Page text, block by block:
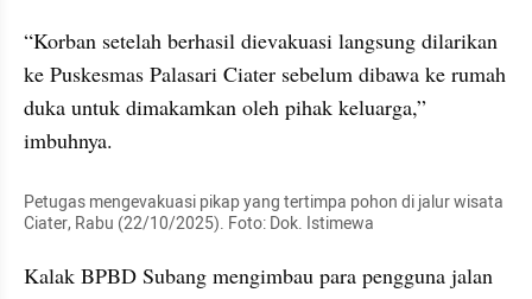
“Korban setelah berhasil dievakuasi langsung dilarikan
ke Puskesmas Palasari Ciater sebelum dibawa ke rumah
duka untuk dimakamkan oleh pihak keluarga,”
imbuhnya.
Petugas mengevakuasi pikap yang tertimpa pohon di jalur wisata
Ciater, Rabu (22/10/2025). Foto: Dok. Istimewa
Kalak BPBD Subang mengimbau para pengguna jalan